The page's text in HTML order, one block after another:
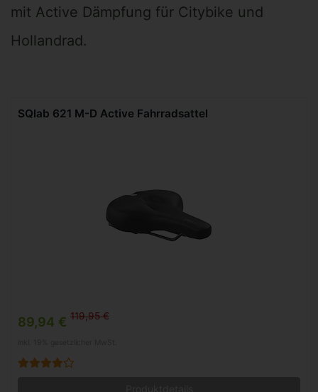
mit Active Dämpfung für Citybike und
Hollandrad.
SQlab 621 M-D Active Fahrradsattel
89,94 € 119,95 €